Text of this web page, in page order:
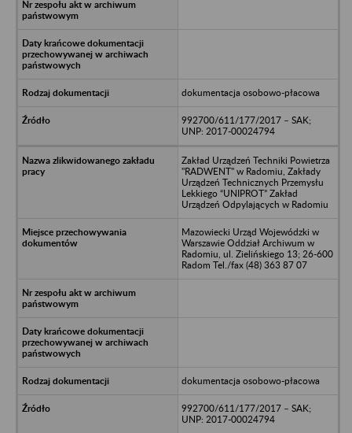
dokumentacja osobowo-płacowa
992700/611/177/2017 – SAK;
UNP: 2017-00024794
Zakład Urządzeń Techniki Powietrza
"RADWENT" w Radomiu, Zakłady
Urządzeń Technicznych Przemysłu
Lekkiego “UNIPROT” Zakład
Urządzeń Odpylających w Radomiu
Mazowiecki Urząd Wojewódzki w
Warszawie Oddział Archiwum w
Radomiu, ul. Zielińskiego 13; 26-600
Radom Tel./fax (48) 363 87 07
dokumentacja osobowo-płacowa
992700/611/177/2017 – SAK;
UNP: 2017-00024794